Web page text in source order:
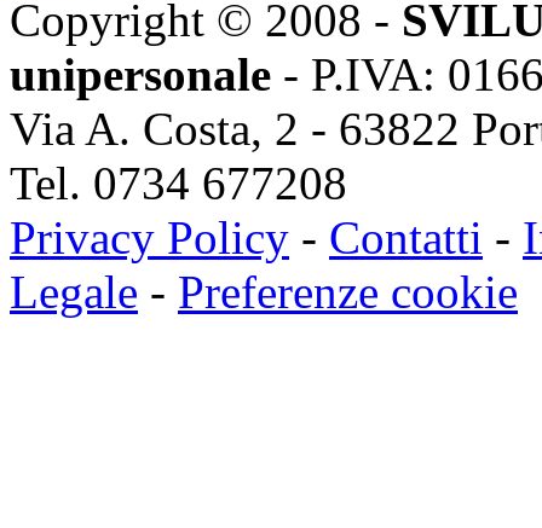
Copyright © 2008 -
unipersonale - P.IVA:
Via A. Costa, 2 - 63822
Tel. 0734 677208
Privacy Policy - Contatti -
Legale - Preferenze cookie